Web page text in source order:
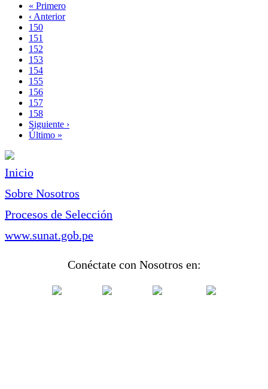
Paginación
Primera
página
« Primero
Página
anterior
‹ Anterior
Page
150
Page
151
Page
152
Page
153
Página
actual
154
Page
155
Page
156
Page
157
Page
158
Siguiente
página
Siguiente ›
Última
Último »
Inicio
Sobre Nosotros
Procesos de Selección
www.sunat.gob.pe
Conéctate con Nosotros en: